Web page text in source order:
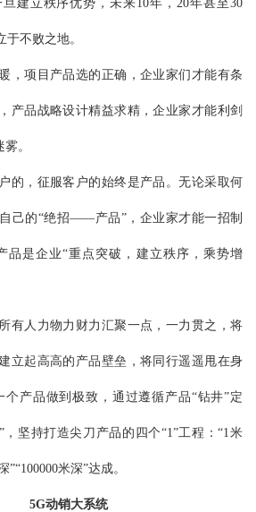
建立秩序优势，未来10年，20年甚至30
不败之地。
项目产品选的正确，企业家们才能有条
产品战略设计精益求精，企业家才能利剑
。
，征服客户的始终是产品。无论采取何
己的“绝招——产品”，企业家才能一招制
品是企业“重点突破，建立秩序，乘势增
人力物力财力汇聚一点，一力贯之，将
立起高高的产品壁垒，将同行遥遥甩在身
产品做到极致，通过遵循产品“钻井”定
，坚持打造尖刀产品的四个“1”工程：“1米
”“100000米深”达成。
5G动销大系统